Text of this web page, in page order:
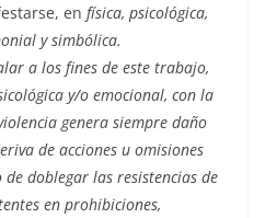
en física, psicológica,
y simbólica.
a los fines de este trabajo,
y/o emocional, con la
genera siempre daño
de acciones u omisiones
doblegar las resistencias de
en prohibiciones,